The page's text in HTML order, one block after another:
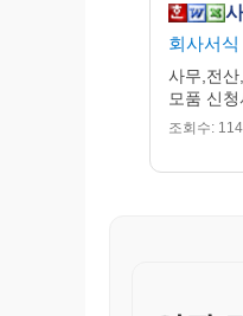
회사서식
사무,전
모품 신
조회수: